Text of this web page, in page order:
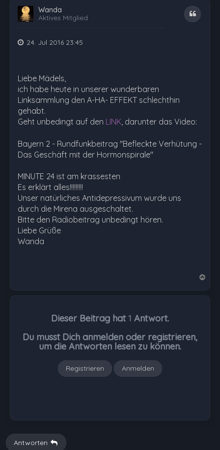
Wanda
Aktives Mitglied
Zitat
24. Jul 2016 23:45
Liebe Mädels,
ich habe heute in unserer wunderbaren
Linksammlung den A-HA- EFFEKT schlechthin
gehabt.
Geht unbedingt auf den LINK, darunter das Video:
Bayern 2 - Rundfunkbeitrag "Befleckte Verhütung -
Das Geschäft mit der Hormonspirale"
MINUTE 24 ist am krassesten
Es erklärt alles!!!!!!!!!
Unser natürliches Antidepressivum wurde uns
durch die Mirena ausgeschaltet.
Bitte den Radiobeitrag unbedingt hören.
Liebe Grüße
Wanda
Dieser Beitrag hat 1 Antwort.
Du musst Dich anmelden oder registrieren,
um die Antworten lesen zu können.
Registrieren Anmelden
Antworten